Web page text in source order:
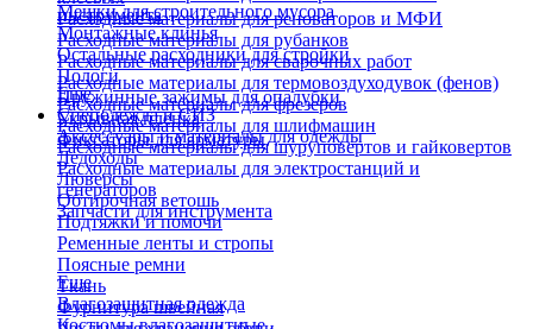
Расходные материалы для реноваторов и МФИ
Расходные материалы для рубанков
Расходные материалы для сварочных работ
Расходные материалы для термовоздуходувок (фенов)
Расходные материалы для фрезеров
Расходные материалы для шлифмашин
Расходные материалы для шуруповертов и гайковертов
Расходные материалы для электростанций и
генераторов
Запчасти для инструмента
инструмента
Мешки для строительного мусора
Монтажные клинья
Остальные расходники для стройки
Пологи
Пружинные зажимы для опалубки
Укрывная пленка
Фиксаторы для арматуры
Еще
Спецодежда и СИЗ
Аксессуары и материалы для одежды
Ледоходы
Люверсы
Обтирочная ветошь
Подтяжки и помочи
Ременные ленты и стропы
Поясные ремни
Ткань
Фурнитура швейная
Еще
Влагозащитная одежда
Костюмы влагозащитные